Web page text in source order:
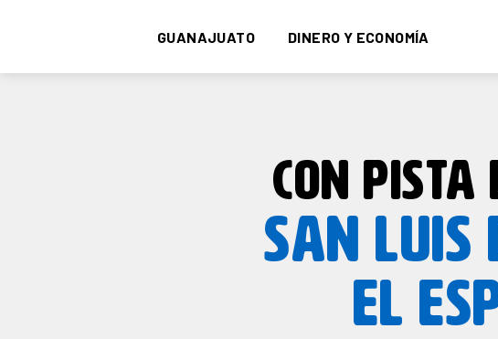
GUANAJUATO DINERO Y ECONOMÍA
CON
SAN LUIS
EL